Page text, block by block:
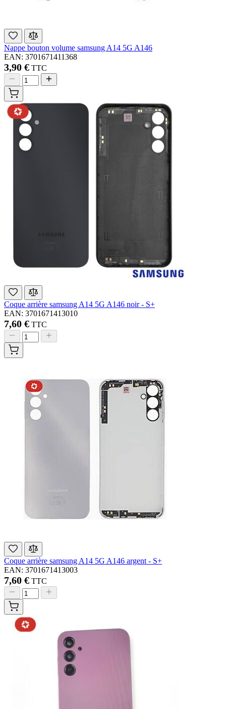
Nappe bouton volume samsung A14 5G A146
EAN: 3701671411368
3,90 € TTC
Coque arrière samsung A14 5G A146 noir - S+
EAN: 3701671413010
7,60 € TTC
Coque arrière samsung A14 5G A146 argent - S+
EAN: 3701671413003
7,60 € TTC